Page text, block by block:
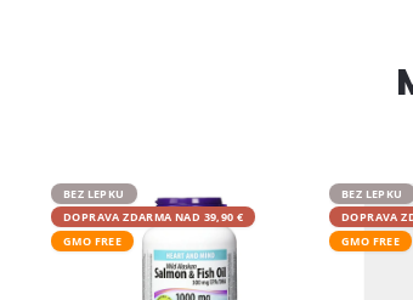
BEZ LEPKU
DOPRAVA ZDARMA NAD 39,90 €
GMO FREE
BEZ LEPKU
DOPRAVA
GMO FREE